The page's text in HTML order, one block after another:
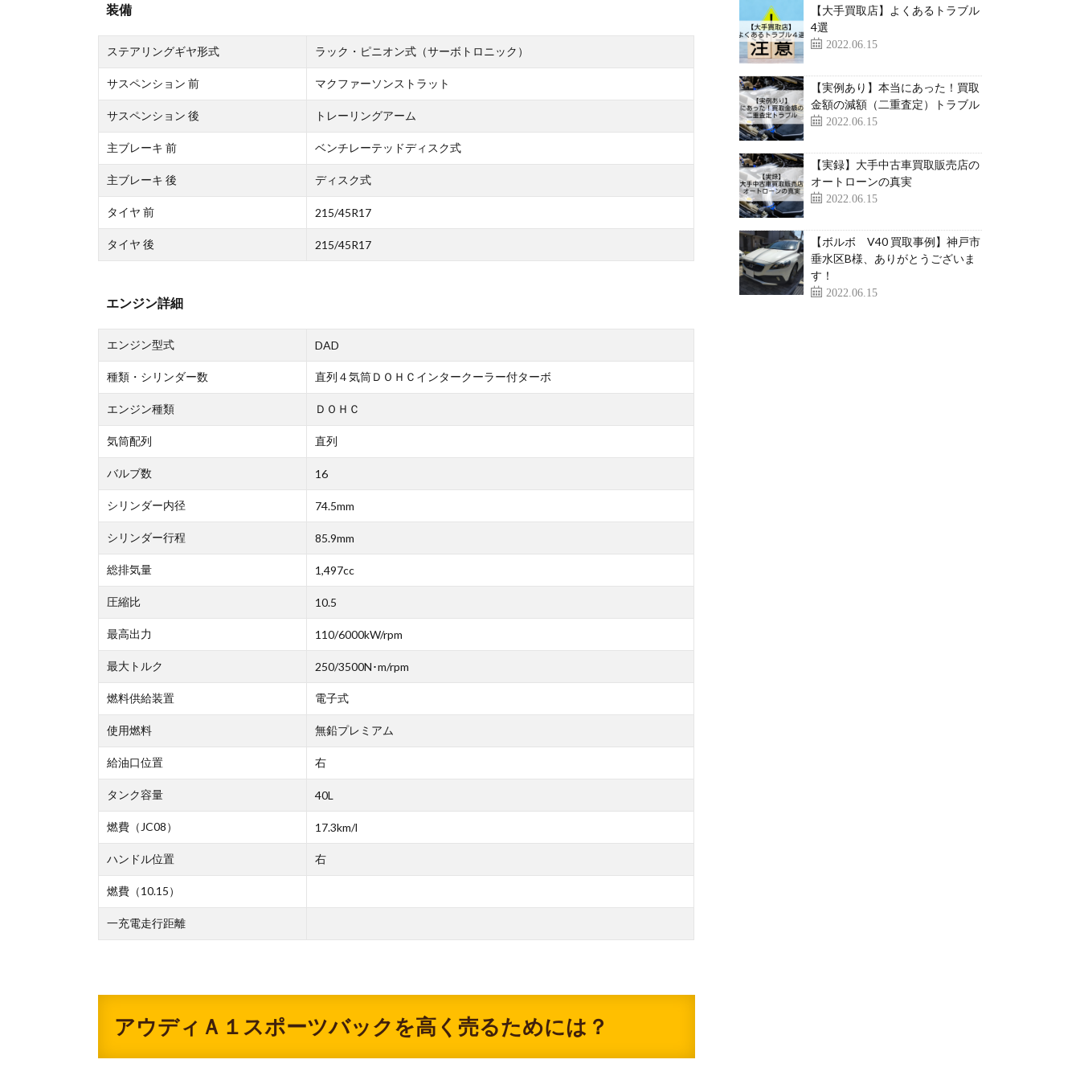
装備
ステアリングギヤ形式 ラック・ピニオン式（サーボトロニック）
サスペンション 前 マクファーソンストラット
サスペンション 後 トレーリングアーム
主ブレーキ 前 ベンチレーテッドディスク式
主ブレーキ 後 ディスク式
タイヤ 前 215/45R17
タイヤ 後 215/45R17
エンジン詳細
エンジン型式 DAD
種類・シリンダー数 直列４気筒ＤＯＨＣインタークーラー付ターボ
エンジン種類 ＤＯＨＣ
気筒配列 直列
バルブ数 16
シリンダー内径 74.5mm
シリンダー行程 85.9mm
総排気量 1,497cc
圧縮比 10.5
最高出力 110/6000kW/rpm
最大トルク 250/3500N･m/rpm
燃料供給装置 電子式
使用燃料 無鉛プレミアム
給油口位置 右
タンク容量 40L
燃費（JC08） 17.3km/l
ハンドル位置 右
燃費（10.15）
一充電走行距離
アウディＡ１スポーツバックを高く売るためには？
【大手買取店】よくあるトラブル
4選
2022.06.15
【実例あり】本当にあった！買取
金額の減額（二重査定）トラブル
2022.06.15
【実録】大手中古車買取販売店の
オートローンの真実
2022.06.15
【ボルボ V40 買取事例】神戸市
垂水区B様、ありがとうございま
す！
2022.06.15